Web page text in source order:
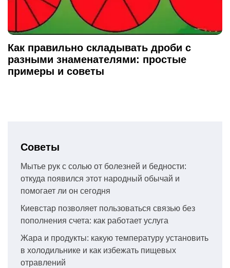
Как правильно складывать дроби с
разными знаменателями: простые
примеры и советы
Советы
Мытье рук с солью от болезней и бедности:
откуда появился этот народный обычай и
помогает ли он сегодня
Киевстар позволяет пользоваться связью без
пополнения счета: как работает услуга
Жара и продукты: какую температуру установить
в холодильнике и как избежать пищевых
отравлений